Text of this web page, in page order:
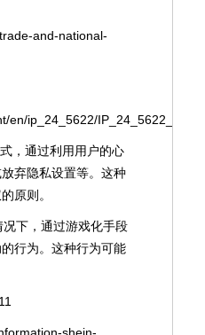
and-national-
ip_24_5622/IP_24_5622_EN.pdf
，通过利用用户的心
弃隐私设置等。这种
原则。
下，通过游戏化手段
行为。这种行为可能